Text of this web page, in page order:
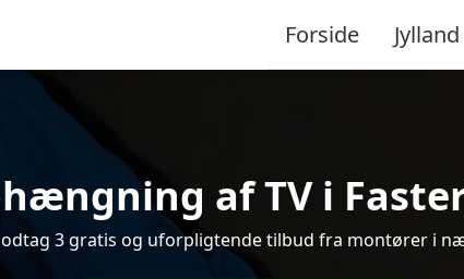
Forside Jylland
af TV i
3 gratis og uforpligtende tilbud fra montører i